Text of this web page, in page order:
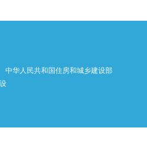
中华人民共和国住房和城乡建设部